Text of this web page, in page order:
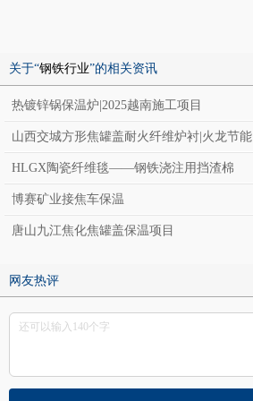
关于“钢铁行业”的相关资讯
热镀锌锅保温炉|2025越南施工项目
山西交城方形焦罐盖耐火纤维炉衬|火龙节能
HLGX陶瓷纤维毯——钢铁浇注用挡渣棉
博赛矿业接焦车保温
唐山九江焦化焦罐盖保温项目
网友热评